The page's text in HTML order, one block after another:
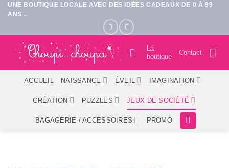
Passer
au
UNE BOUTIQUE LOCALE AVEC DES IDÉES CADEAUX DE 0 À 99
ANS ..
La
boutique
Contact
ACCUEIL NAISSANCE ÉVEIL IMAGINATION
CRÉATION PUZZLES JEUX DE SOCIÉTÉ
BAGAGERIE / ACCESSOIRES PROMO